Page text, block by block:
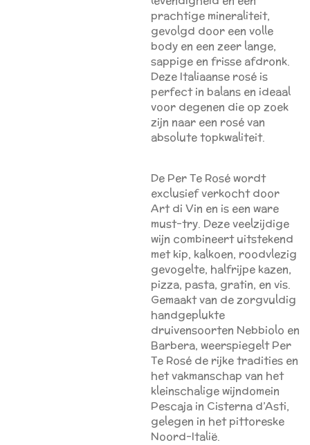
prachtige mineraliteit,
gevolgd door een volle
body en een zeer lange,
sappige en frisse afdronk.
Deze Italiaanse rosé is
perfect in balans en ideaal
voor degenen die op zoek
zijn naar een rosé van
absolute topkwaliteit.
De Per Te Rosé wordt
exclusief verkocht door
Art di Vin en is een ware
must-try. Deze veelzijdige
wijn combineert uitstekend
met kip, kalkoen, roodvlezig
gevogelte, halfrijpe kazen,
pizza, pasta, gratin, en vis.
Gemaakt van de zorgvuldig
handgeplukte
druivensoorten Nebbiolo en
Barbera, weerspiegelt Per
Te Rosé de rijke tradities en
het vakmanschap van het
kleinschalige wijndomein
Pescaja in Cisterna d’Asti,
gelegen in het pittoreske
Noord-Italië.